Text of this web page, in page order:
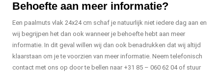
Behoefte aan meer informatie?
Een paalmuts vlak 24x24 cm schaf je natuurlijk niet iedere dag aan en
wij begrijpen het dan ook wanneer je behoefte hebt aan meer
informatie. In dit geval willen wij dan ook benadrukken dat wij altijd
klaarstaan om je te voorzien van meer informatie. Neem telefonisch
contact met ons op door te bellen naar +31 85 – 060 62 04 of stuur